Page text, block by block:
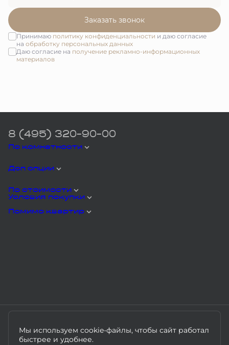
Заказать звонок
Принимаю политику конфиденциальности и даю согласие
на обработку персональных данных
Даю согласие на получение рекламно-информационных
материалов
По комнатности
Доп опции
По стоимости
Помимо квартир
Условия покупки
8 (495) 320-90-00
Политика конфиденциальности
Мы используем cookie-файлы, чтобы сайт работал
быстрее и удобнее.